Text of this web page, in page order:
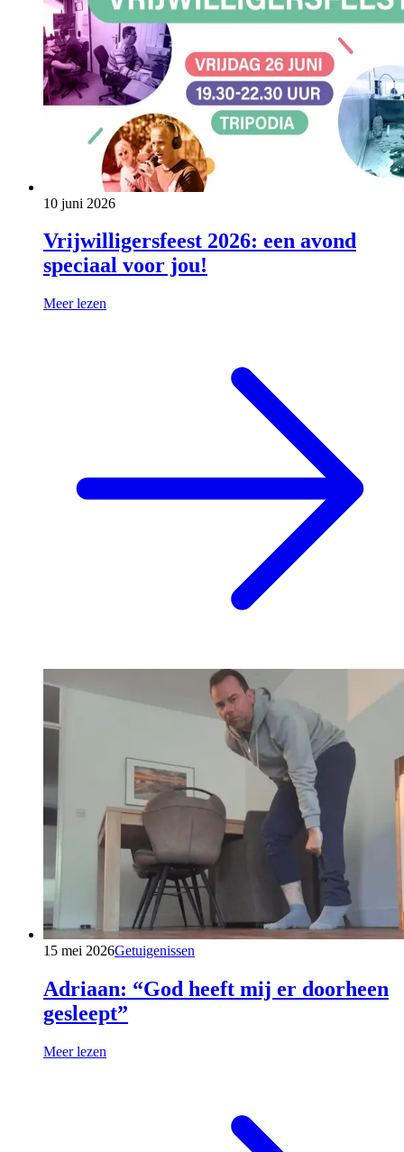
10 juni 2026
Vrijwilligersfeest 2026: een avond
speciaal voor jou!
Meer lezen
15 mei 2026Getuigenissen
Adriaan: “God heeft mij er doorheen
gesleept”
Meer lezen